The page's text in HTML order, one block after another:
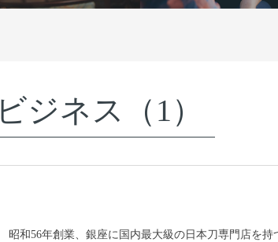
ビジネス（1）
昭和56年創業、銀座に国内最大級の日本刀専門店を